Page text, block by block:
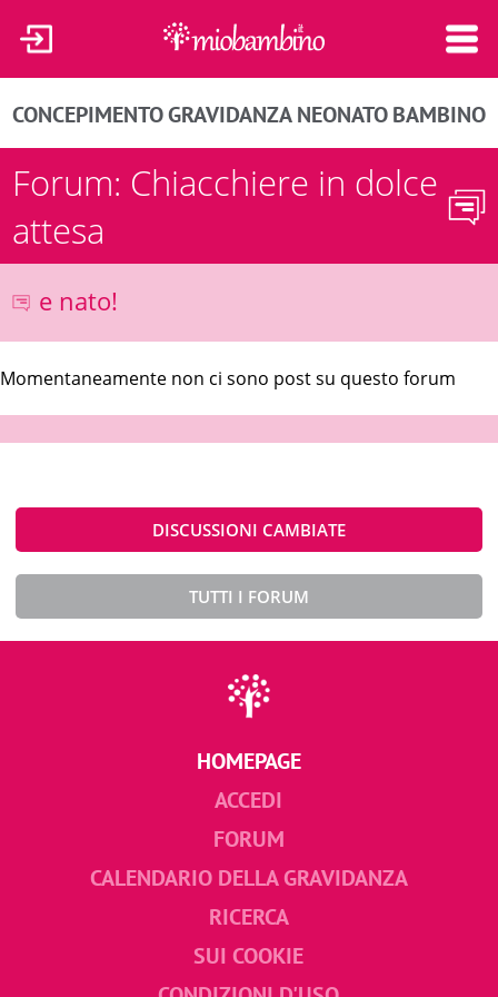
CONCEPIMENTOGRAVIDANZA NEONATO BAMBINO
Forum: Chiacchiere in dolce
attesa
e nato!
Momentaneamente non ci sono post su questo forum
DISCUSSIONI CAMBIATE
TUTTI I FORUM
HOMEPAGE
ACCEDI
FORUM
CALENDARIO DELLA GRAVIDANZA
RICERCA
SUI COOKIE